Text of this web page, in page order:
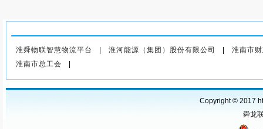
上一篇：《我与阅读》主题征
文选编（十三）——在白驹过
隙的时光中，重拾书香
淮舜物联智慧物流平台 淮河能源（集团）股份有限公司
淮南市
淮南市总工会
Copyright © 2017
舜龙